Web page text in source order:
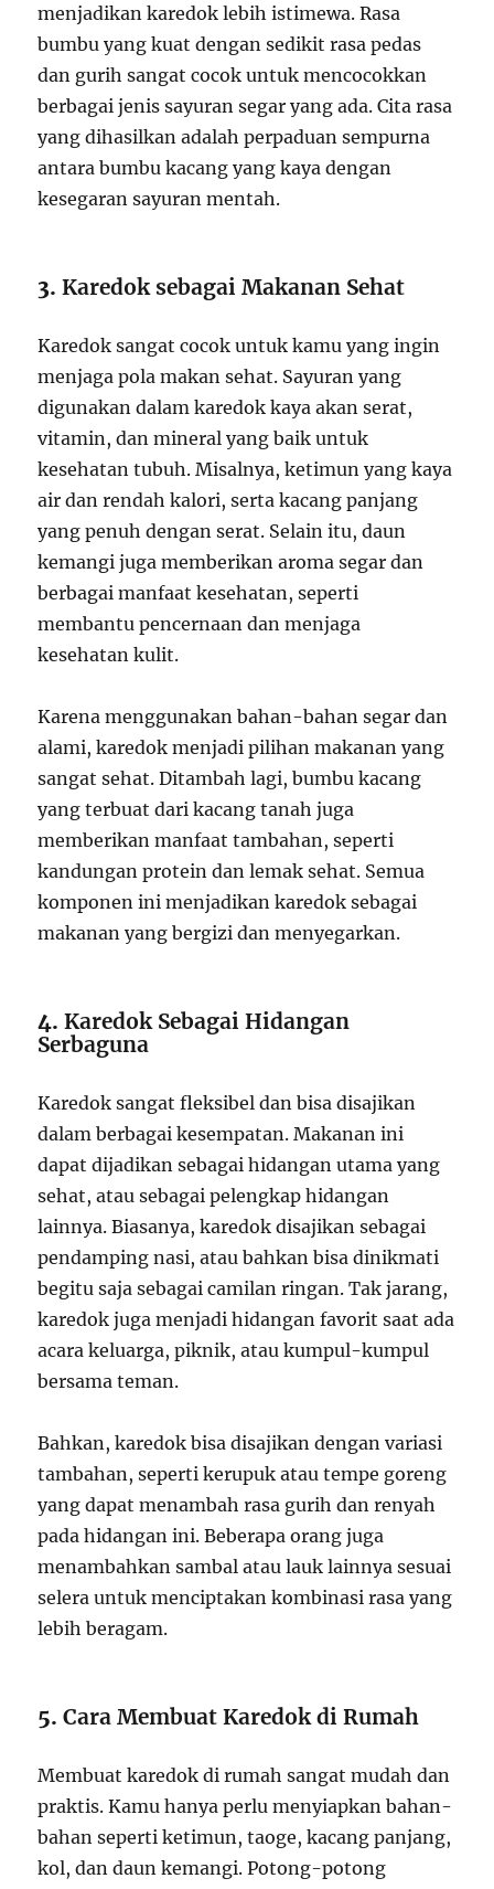
menjadikan karedok lebih istimewa. Rasa
bumbu yang kuat dengan sedikit rasa pedas
dan gurih sangat cocok untuk mencocokkan
berbagai jenis sayuran segar yang ada. Cita rasa
yang dihasilkan adalah perpaduan sempurna
antara bumbu kacang yang kaya dengan
kesegaran sayuran mentah.
3.Karedok sebagai Makanan Sehat
Karedok sangat cocok untuk kamu yang ingin
menjaga pola makan sehat. Sayuran yang
digunakan dalam karedok kaya akan serat,
vitamin, dan mineral yang baik untuk
kesehatan tubuh. Misalnya, ketimun yang kaya
air dan rendah kalori, serta kacang panjang
yang penuh dengan serat. Selain itu, daun
kemangi juga memberikan aroma segar dan
berbagai manfaat kesehatan, seperti
membantu pencernaan dan menjaga
kesehatan kulit.
Karena menggunakan bahan-bahan segar dan
alami, karedok menjadi pilihan makanan yang
sangat sehat. Ditambah lagi, bumbu kacang
yang terbuat dari kacang tanah juga
memberikan manfaat tambahan, seperti
kandungan protein dan lemak sehat. Semua
komponen ini menjadikan karedok sebagai
makanan yang bergizi dan menyegarkan.
4.Karedok Sebagai Hidangan
Serbaguna
Karedok sangat fleksibel dan bisa disajikan
dalam berbagai kesempatan. Makanan ini
dapat dijadikan sebagai hidangan utama yang
sehat, atau sebagai pelengkap hidangan
lainnya. Biasanya, karedok disajikan sebagai
pendamping nasi, atau bahkan bisa dinikmati
begitu saja sebagai camilan ringan. Tak jarang,
karedok juga menjadi hidangan favorit saat ada
acara keluarga, piknik, atau kumpul-kumpul
bersama teman.
Bahkan, karedok bisa disajikan dengan variasi
tambahan, seperti kerupuk atau tempe goreng
yang dapat menambah rasa gurih dan renyah
pada hidangan ini. Beberapa orang juga
menambahkan sambal atau lauk lainnya sesuai
selera untuk menciptakan kombinasi rasa yang
lebih beragam.
5.Cara Membuat Karedok di Rumah
Membuat karedok di rumah sangat mudah dan
praktis. Kamu hanya perlu menyiapkan bahan-
bahan seperti ketimun, taoge, kacang panjang,
kol, dan daun kemangi. Potong-potong